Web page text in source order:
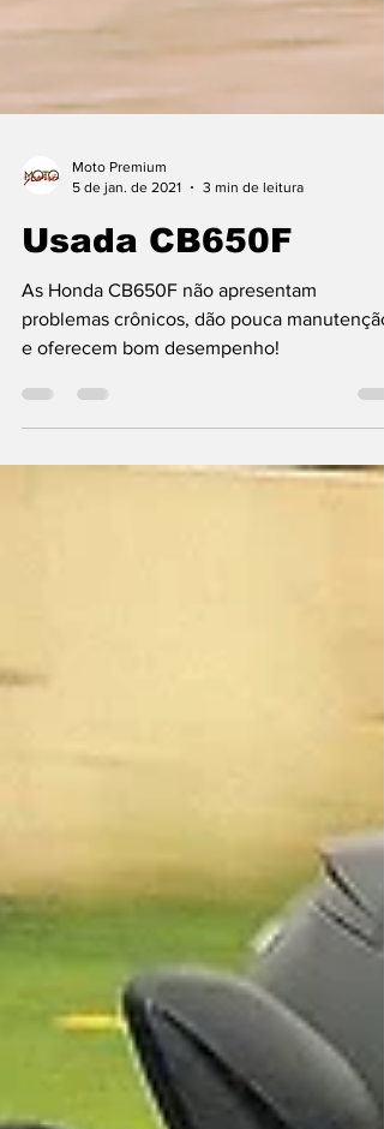
5 de jan. de 2021
3 min de leitura
Usada CB650F
As Honda CB650F não apresentam
problemas crônicos, dão pouca manutenção